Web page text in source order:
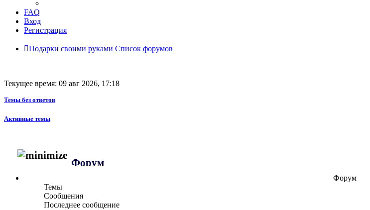
FAQ
Вход
Регистрация
Подарки своими руками Список форумов
Текущее время: 09 авг 2026, 17:18
Темы без ответов
Активные темы
Форум
Форум
Темы
Сообщения
Последнее сообщение